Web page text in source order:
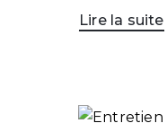
Lire la suite